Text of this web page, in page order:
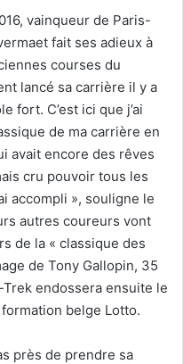
vainqueur de Paris-
fait ses adieux à
courses du
lancé sa carrière il y a
fort. C’est ici que j’ai
de ma carrière en
avait encore des rêves
cru pouvoir tous les
accompli », souligne le
autres coureurs vont
de la « classique des
de Tony Gallopin, 35
Trek endossera ensuite le
belge Lotto.
près de prendre sa